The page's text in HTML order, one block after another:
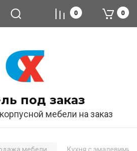
под заказ
мебели на заказ
0 0